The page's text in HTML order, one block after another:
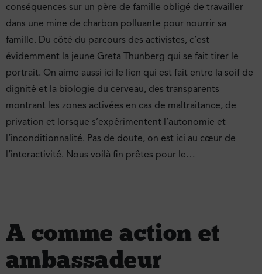
conséquences sur un père de famille obligé de travailler
dans une mine de charbon polluante pour nourrir sa
famille. Du côté du parcours des activistes, c’est
évidemment la jeune Greta Thunberg qui se fait tirer le
portrait. On aime aussi ici le lien qui est fait entre la soif de
dignité et la biologie du cerveau, des transparents
montrant les zones activées en cas de maltraitance, de
privation et lorsque s’expérimentent l’autonomie et
l’inconditionnalité. Pas de doute, on est ici au cœur de
l’interactivité. Nous voilà fin prêtes pour le…
A comme action et
ambassadeur